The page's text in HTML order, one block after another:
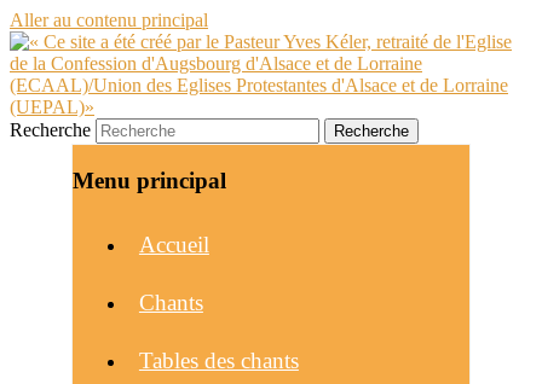
Aller au contenu principal
Recherche
Menu principal
Accueil
Chants
Tables des chants